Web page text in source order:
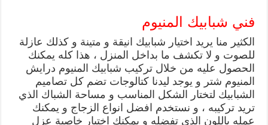
فني شبابيك المنيوم
الكثير منا يريد اختيار شبابيك انيقة و متينة و كذلك عازلة
للصوت و لا تكشف ما بداخل المنزل ، هذا كله يمكنك
الحصول عليه من خلال تركيب شبابيك المنيوم درايش
المنيوم شتر و يوجد ليدنا كتالوجات تضم كل تصاميم
الشبابيك لتختار الشكل المناسب و مساحة الشباك الذي
تريد تركيبه ، و نستخدم افضل انواع الزجاج و يمكنك
عمله باللون الذي تفضله و يمكنك اختيار خاصية عزل